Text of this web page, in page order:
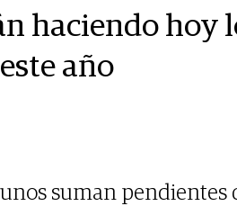
haciendo hoy
año
suman pendientes